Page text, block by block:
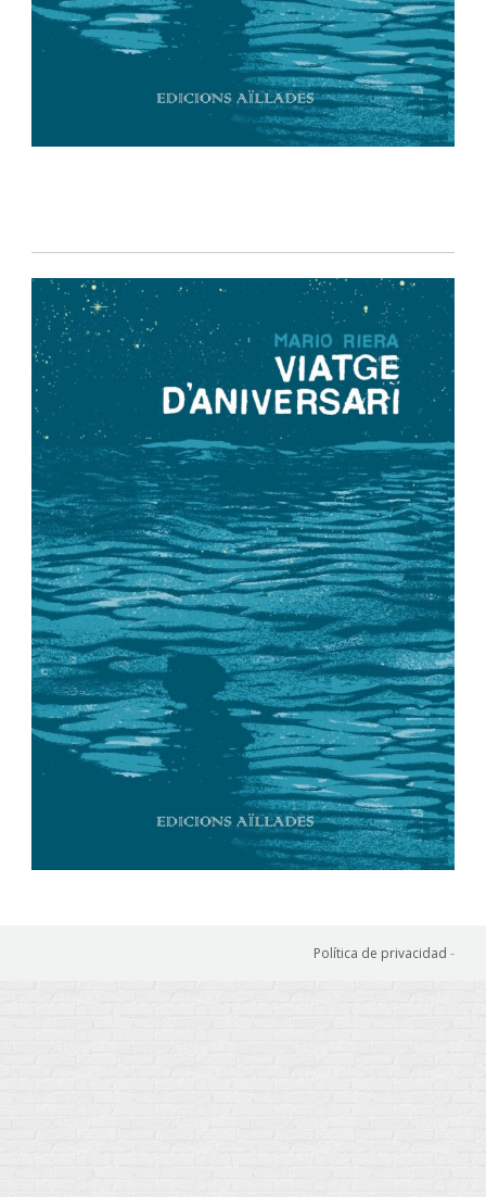
Política de privacidad -